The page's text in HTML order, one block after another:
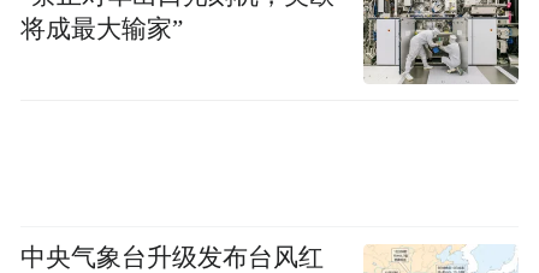
将成最大输家”
中央气象台升级发布台风红